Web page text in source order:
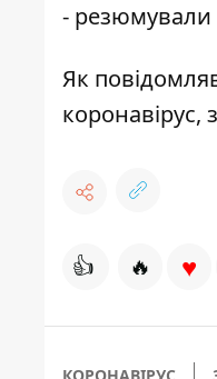
- резюмували
Як
коронавірус,
👍 🔥 ♥